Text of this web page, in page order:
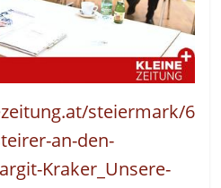
steiermark/6
an-den-
Kraker_Unsere-